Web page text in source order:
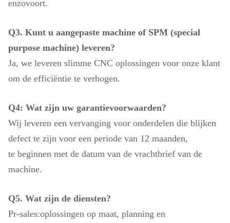
enzovoort.
Q3. Kunt u aangepaste machine of SPM (special
purpose machine) leveren?
Ja, we leveren slimme CNC oplossingen voor onze klant
om de efficiëntie te verhogen.
Q4: Wat zijn uw garantievoorwaarden?
Wij leveren een vervanging voor onderdelen die blijken
defect te zijn voor een periode van 12 maanden,
te beginnen met de datum van de vrachtbrief van de
machine.
Q5. Wat zijn de diensten?
Pr-sales:oplossingen op maat, planning en